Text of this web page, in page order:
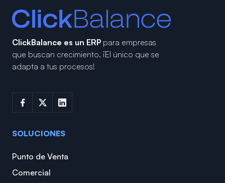
ClickBalance es un ERP para empresas
que buscan crecimiento. ¡El único que se
adapta a tus procesos!
SOLUCIONES
Punto de Venta
Comercial